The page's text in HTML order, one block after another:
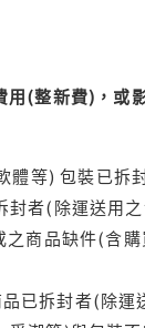
(整新費)，或
等) 包裝已拆
者(除運送用之
商品缺件(含
已拆封者(除運